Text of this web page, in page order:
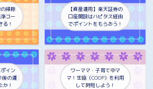
掃除
コー
る！
【資産運用】楽天証券の
口座開設はハピタス経由
でポイントをもらおう！
イン
後の運
か！
ワーママ・子育て中マ
マ！生協（COOP）を利用
して時短しよう！